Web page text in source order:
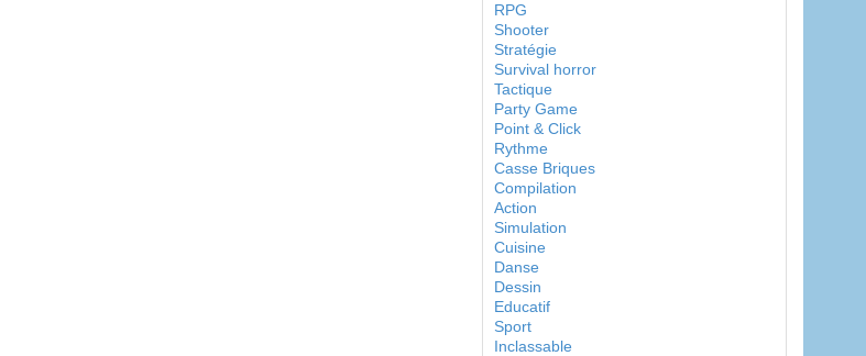
RPG
Shooter
Stratégie
Survival horror
Tactique
Party Game
Point & Click
Rythme
Casse Briques
Compilation
Action
Simulation
Cuisine
Danse
Dessin
Educatif
Sport
Inclassable